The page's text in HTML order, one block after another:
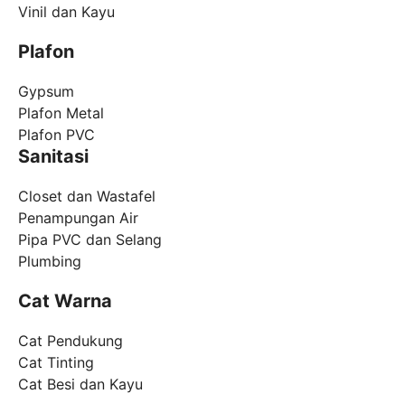
Vinil dan Kayu
Plafon
Gypsum
Plafon Metal
Plafon PVC
Sanitasi
Closet dan Wastafel
Penampungan Air
Pipa PVC dan Selang
Plumbing
Cat Warna
Cat Pendukung
Cat Tinting
Cat Besi dan Kayu